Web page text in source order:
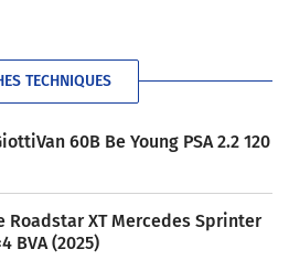
TECHNIQUES
60B Be Young PSA 2.2 120
Roadstar XT Mercedes Sprinter
BVA (2025)